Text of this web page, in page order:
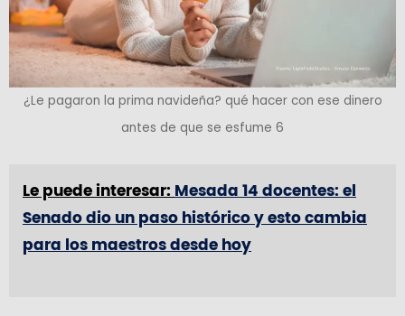
¿Le pagaron la prima navideña? qué hacer con ese dinero
antes de que se esfume 6
Le puede interesar: Mesada 14 docentes: el
Senado dio un paso histórico y esto cambia
para los maestros desde hoy